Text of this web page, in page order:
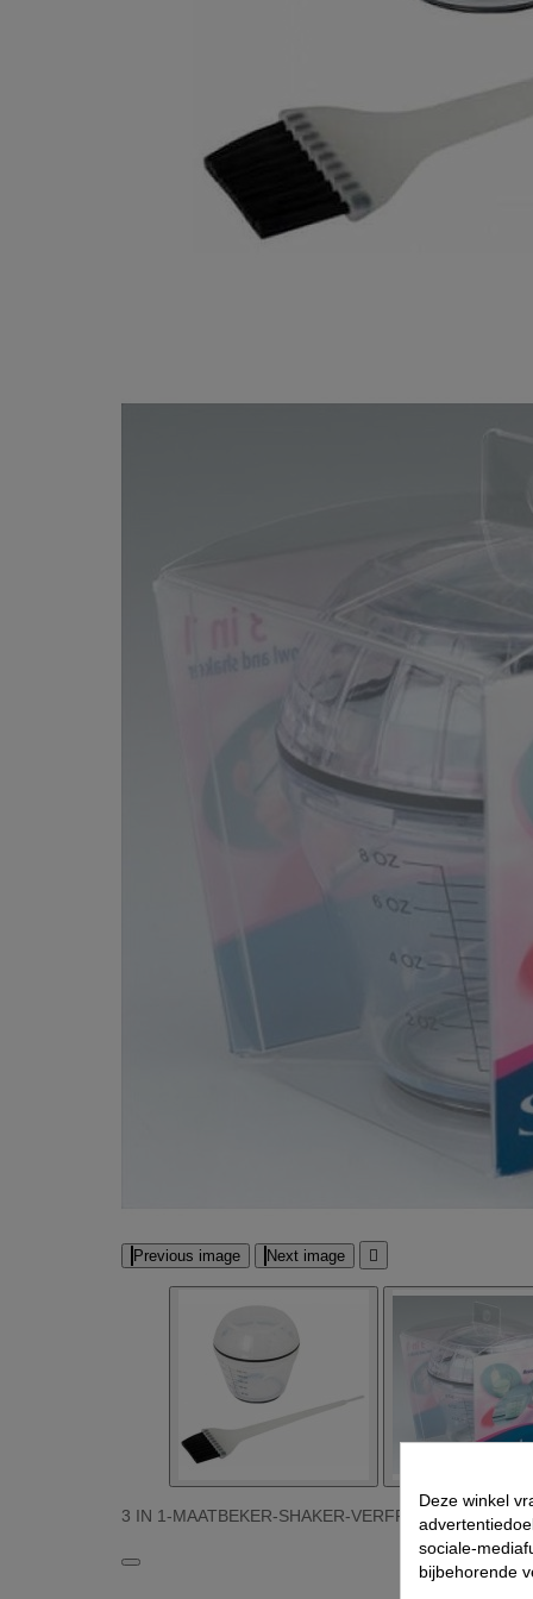
Previous image Next image 
3 IN 1-MAATBEKER-SHAKER-VERFPOTJE 200ML
Deze winkel
sociale-
bijbehorende